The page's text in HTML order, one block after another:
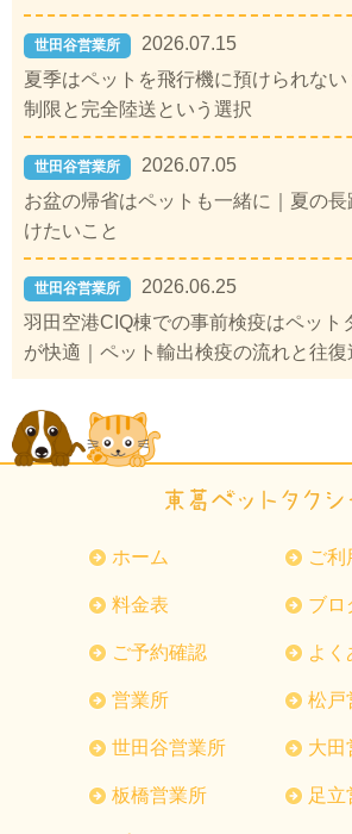
世田谷営業所
2026.07.15
夏季はペットを飛行機に預けられな
制限と完全陸送という選択
世田谷営業所
2026.07.05
お盆の帰省はペットも一緒に｜夏の
けたいこと
世田谷営業所
2026.06.25
羽田空港CIQ棟での事前検疫はペット
が快適｜ペット輸出検疫の流れと往復
ホーム ご利
料金表 ブロ
ご予約確認 よく
営業所 松戸
世田谷営業所 大田
板橋営業所 足立